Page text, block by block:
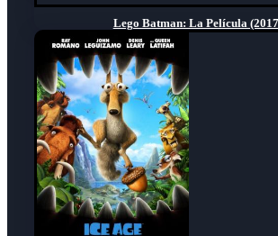
Lego Batman: La Película